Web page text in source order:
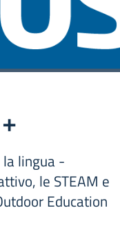
lingua -
le STEAM e
Education